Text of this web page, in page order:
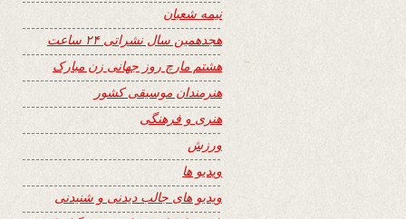
نیمه شعبان
هجدهمین سال نشراتی ۲۴ ساعت
هشتم مارچ روز جهانی زن مبارک
هنرمندان موسیقی کشور
هنری و فرهنگی
ورزش
ویدیو ها
ویدیو های جالب دیدنی و شنیدنی